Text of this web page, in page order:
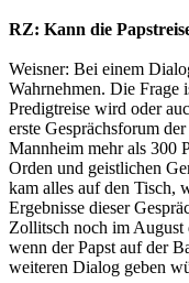
RZ: Kann die
Weisner: Bei einem
Wahrnehmen. Die Frage
Predigtreise wird oder
erste Gesprächsforum
Mannheim mehr als 300
Orden und geistlichen
kam alles auf den Tisch,
Ergebnisse dieser
Zollitsch noch im August
wenn der Papst auf der
weiteren Dialog geben